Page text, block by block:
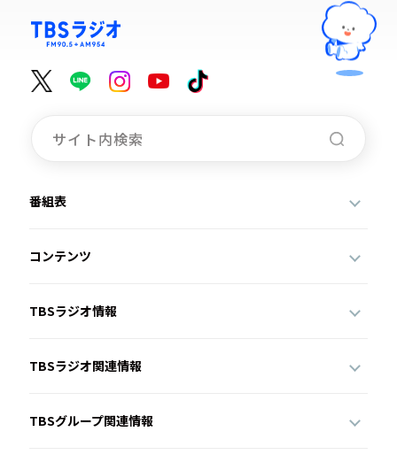
番組表
コンテンツ
TBSラジオ情報
TBSラジオ関連情報
TBSグループ関連情報